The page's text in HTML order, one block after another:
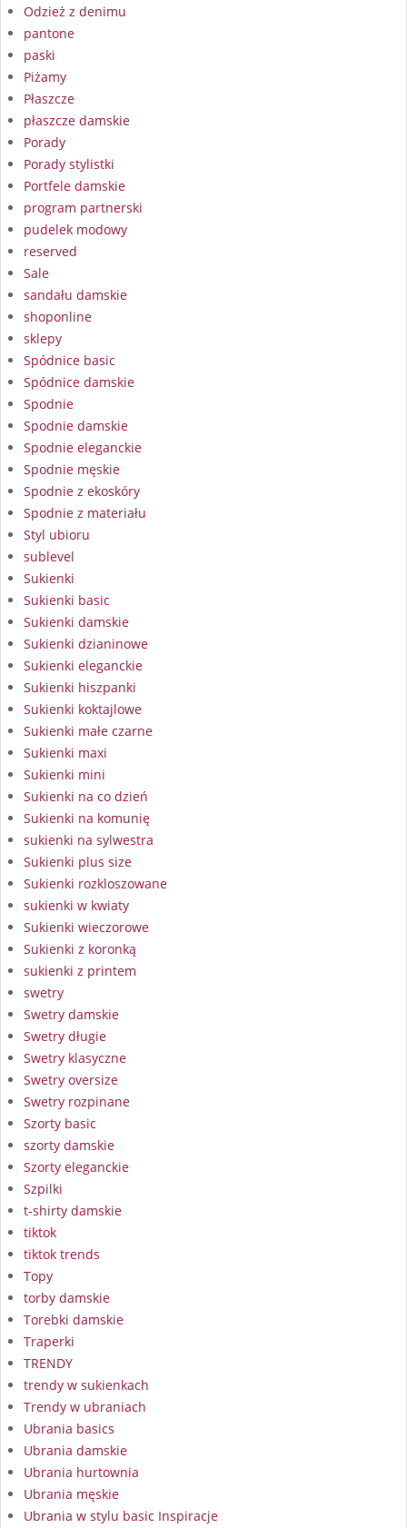
Odzież z denimu
pantone
paski
Piżamy
Płaszcze
płaszcze damskie
Porady
Porady stylistki
Portfele damskie
program partnerski
pudelek modowy
reserved
Sale
sandału damskie
shoponline
sklepy
Spódnice basic
Spódnice damskie
Spodnie
Spodnie damskie
Spodnie eleganckie
Spodnie męskie
Spodnie z ekoskóry
Spodnie z materiału
Styl ubioru
sublevel
Sukienki
Sukienki basic
Sukienki damskie
Sukienki dzianinowe
Sukienki eleganckie
Sukienki hiszpanki
Sukienki koktajlowe
Sukienki małe czarne
Sukienki maxi
Sukienki mini
Sukienki na co dzień
Sukienki na komunię
sukienki na sylwestra
Sukienki plus size
Sukienki rozkloszowane
sukienki w kwiaty
Sukienki wieczorowe
Sukienki z koronką
sukienki z printem
swetry
Swetry damskie
Swetry długie
Swetry klasyczne
Swetry oversize
Swetry rozpinane
Szorty basic
szorty damskie
Szorty eleganckie
Szpilki
t-shirty damskie
tiktok
tiktok trends
Topy
torby damskie
Torebki damskie
Traperki
TRENDY
trendy w sukienkach
Trendy w ubraniach
Ubrania basics
Ubrania damskie
Ubrania hurtownia
Ubrania męskie
Ubrania w stylu basic Inspiracje